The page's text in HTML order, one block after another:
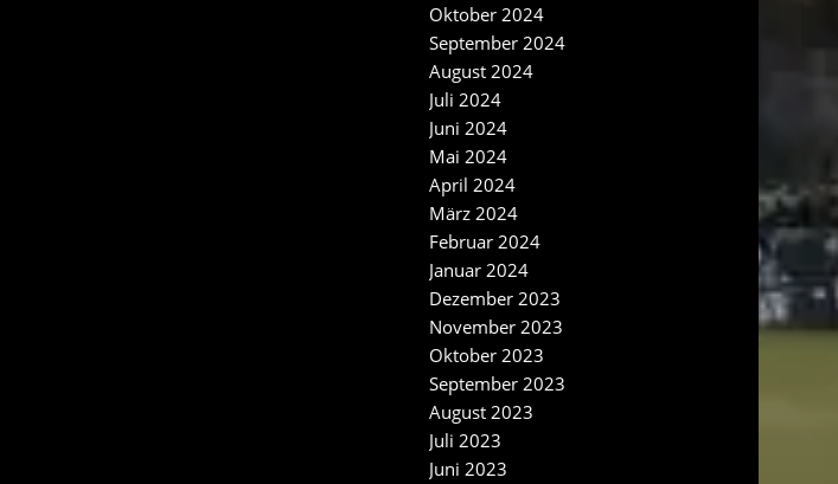
Oktober 2024
September 2024
August 2024
Juli 2024
Juni 2024
Mai 2024
April 2024
März 2024
Februar 2024
Januar 2024
Dezember 2023
November 2023
Oktober 2023
September 2023
August 2023
Juli 2023
Juni 2023